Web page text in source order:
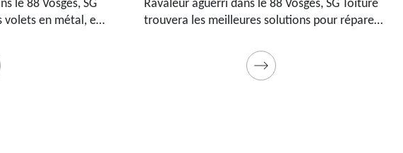
88 Vosges, SG
en métal, en
de qualité.
Ravaleur aguerri dans le 88 Vosges, SG Toiture
trouvera les meilleures solutions pour réparer
qualité et des matériels professionnels. Travaux
garantis décennaux